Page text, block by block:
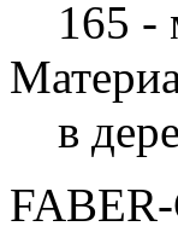
165 -
в